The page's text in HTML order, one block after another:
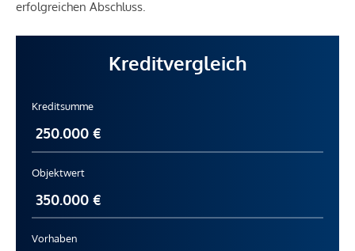
erfolgreichen Abschluss.
Kreditvergleich
Kreditsumme
Objektwert
Vorhaben